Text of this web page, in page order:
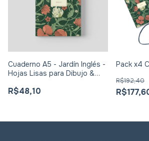
Cuaderno A5 - Jardín Inglés -
Hojas Lisas para Dibujo &
R$48,10
Pack x4
R$192,40